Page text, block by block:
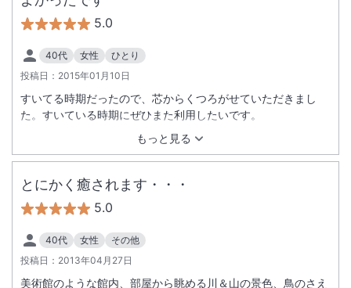
5.0
40代 女性
ひとり
投稿日： 2015年01月10日
もっと見る
すいてる時期だったので、芯からくつろがせていただきまし
た。すいている時期にぜひまた利用したいです。
とにかく癒されます・・・
5.0
40代 女性
その他
投稿日： 2013年04月27日
美術館のような館内、部屋から眺める川＆山の景色、鳥のさえ